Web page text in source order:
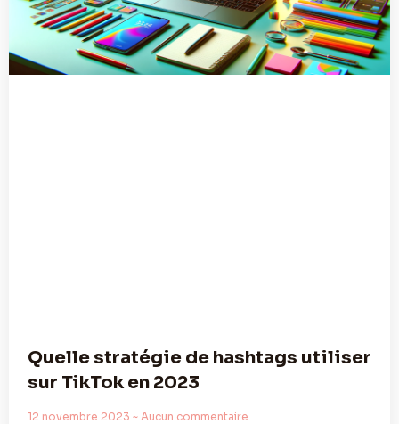
Quelle stratégie de hashtags utiliser
sur TikTok en 2023
12 novembre 2023 Aucun commentaire